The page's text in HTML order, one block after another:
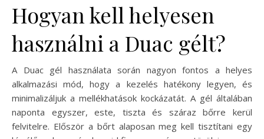
Hogyan kell helyesen
használni a Duac gélt?
A Duac gél használata során nagyon fontos a helyes
alkalmazási mód, hogy a kezelés hatékony legyen, és
minimalizáljuk a mellékhatások kockázatát. A gél általában
naponta egyszer, este, tiszta és száraz bőrre kerül
felvitelre. Először a bőrt alaposan meg kell tisztítani egy